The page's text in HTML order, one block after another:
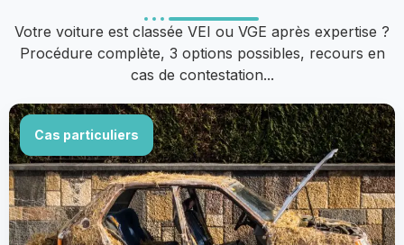
Votre voiture est classée VEI ou VGE après expertise ?
Procédure complète, 3 options possibles, recours en
cas de contestation...
Cas particuliers